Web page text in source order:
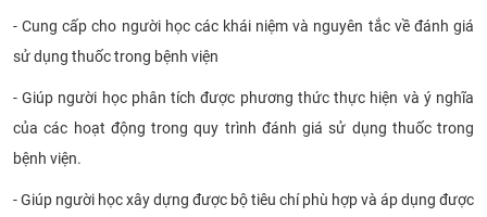
- Cung cấp cho người học các khái niệm và nguyên tắc về đánh giá
sử dụng thuốc trong bệnh viện
- Giúp người học phân tích được phương thức thực hiện và ý nghĩa
của các hoạt động trong quy trình đánh giá sử dụng thuốc trong
bệnh viện.
- Giúp người học xây dựng được bộ tiêu chí phù hợp và áp dụng được